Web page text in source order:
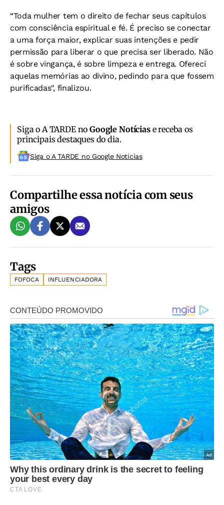
“Toda mulher tem o direito de fechar seus capítulos
com consciência espiritual e fé. É preciso se conectar
a uma força maior, explicar suas intenções e pedir
permissão para liberar o que precisa ser liberado. Não
é sobre vingança, é sobre limpeza e entrega. Ofereci
aquelas memórias ao divino, pedindo para que fossem
purificadas", finalizou.
Siga o A TARDE noGoogle Notíciase receba os
principais destaques do dia.
Siga o A TARDE no Google Noticias
Compartilhe essa notícia com seus
amigos
Tags
FOFOCA INFLUENCIADORA